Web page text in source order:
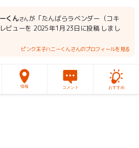
くんさんが「たんばらラベンダー（コキ
ビューを 2025年1月23日に投稿 しまし
ピンク王子ハニーくんさんのプロフィールを見る
情報 コメント おすすめ